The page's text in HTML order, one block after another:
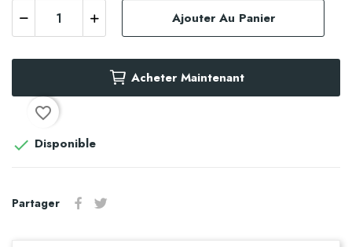
Ajouter Au Panier
Acheter Maintenant
favorite_border
 Disponible
Partager